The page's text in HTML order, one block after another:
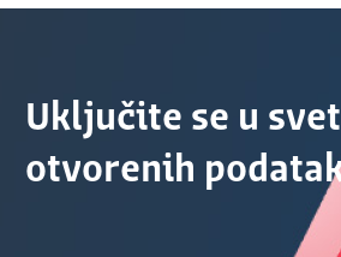
Uključite se u svet
otvorenih